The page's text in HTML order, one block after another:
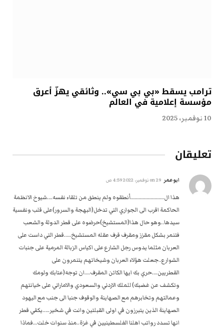
ترامب يسقط «بي بي سي».. وثائقي يهزّ أعرق
مؤسسة إعلامية في العالم
10 نوفمبر، 2025
تعليقان
ابوعمر 29 نوفمبر، 2022 4:59 ص
هذا ال…………………….أنطقوه ولم ينطق من تلقاء نفسه….شيوخ الانظمة
الحاكمة اقرب الى الجواري التي تدخل(البهجة والسرور)على قلب ونفسية
سيدها..وهو حال هذا(المستشيخ)حرضوه على قطر الدولة والشعب
فتنمر بشكل مقزز ومقرف قرف عقله المستشيخ…..قطر التي داست على
العربان مثلما يدوس رجل الشارع على اكياس الزبالة المرمية على جنبات
الشوارع..جعلت هؤلاء العربان وشيخاتهم يتنمرون على
القطريين….حري بك ايها الكائن المقرف….ان توجه(عتابك ولومك
وتكشف عن غضبك) للملك الاردني والسعودي والاماراتي على خيانتهم
وعمالتهم وتخابرهم مع الصهاينة والوقوف جنبا الى جنب مع اليهود
الصهاينة الذين يتبرزون في اولى القبلتين وانت في شخير…..يكفي قطر
انها تسدد رواتب اهلنا الفلسطينيين في غزة..منذ سنوات خلت…فماذا